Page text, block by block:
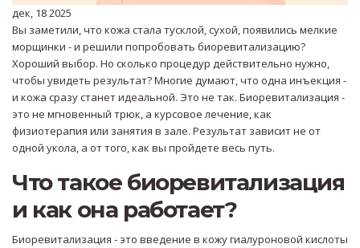
дек, 18 2025
Вы заметили, что кожа стала тусклой, сухой, появились мелкие
морщинки - и решили попробовать биоревитализацию?
Хороший выбор. Но сколько процедур действительно нужно,
чтобы увидеть результат? Многие думают, что одна инъекция -
и кожа сразу станет идеальной. Это не так. Биоревитализация -
это не мгновенный трюк, а курсовое лечение, как
физиотерапия или занятия в зале. Результат зависит не от
одной укола, а от того, как вы пройдете весь путь.
Что такое биоревитализация
и как она работает?
Биоревитализация - это введение в кожу гиалуроновой кислоты